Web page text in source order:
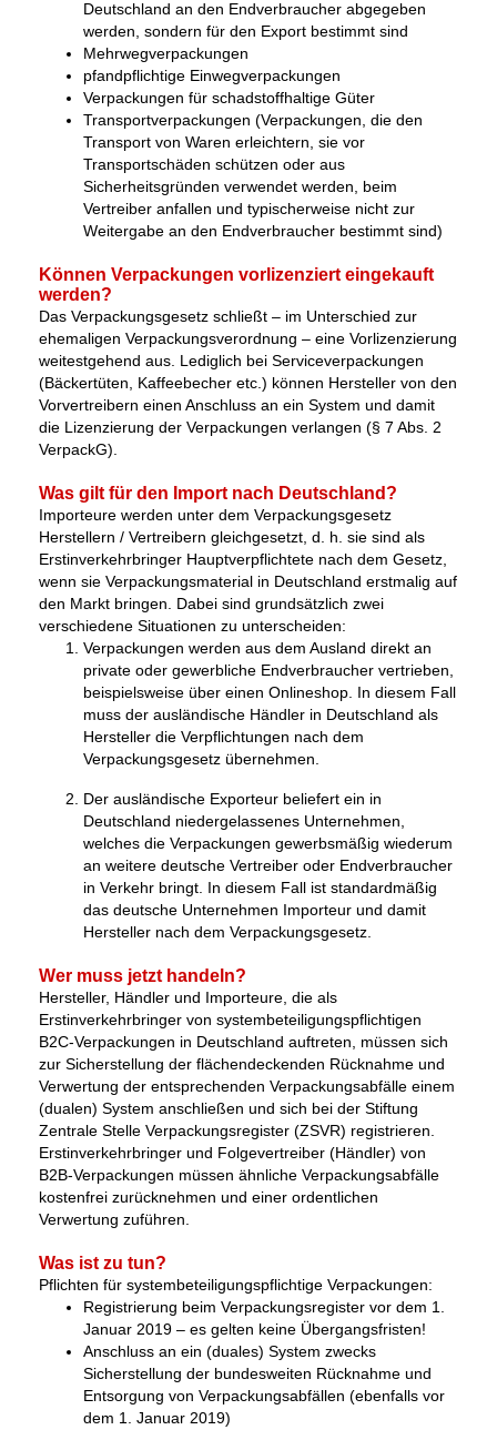
Deutschland an den Endverbraucher abgegeben
werden, sondern für den Export bestimmt sind
Mehrwegverpackungen
pfandpflichtige Einwegverpackungen
Verpackungen für schadstoffhaltige Güter
Transportverpackungen (Verpackungen, die den
Transport von Waren erleichtern, sie vor
Transportschäden schützen oder aus
Sicherheitsgründen verwendet werden, beim
Vertreiber anfallen und typischerweise nicht zur
Weitergabe an den Endverbraucher bestimmt sind)
Können Verpackungen vorlizenziert eingekauft
werden?
Das Verpackungsgesetz schließt – im Unterschied zur
ehemaligen Verpackungsverordnung – eine Vorlizenzierung
weitestgehend aus. Lediglich bei Serviceverpackungen
(Bäckertüten, Kaffeebecher etc.) können Hersteller von den
Vorvertreibern einen Anschluss an ein System und damit
die Lizenzierung der Verpackungen verlangen (§ 7 Abs. 2
VerpackG).
Was gilt für den Import nach Deutschland?
Importeure werden unter dem Verpackungsgesetz
Herstellern / Vertreibern gleichgesetzt, d. h. sie sind als
Erstinverkehrbringer Hauptverpflichtete nach dem Gesetz,
wenn sie Verpackungsmaterial in Deutschland erstmalig auf
den Markt bringen. Dabei sind grundsätzlich zwei
verschiedene Situationen zu unterscheiden:
Verpackungen werden aus dem Ausland direkt an
private oder gewerbliche Endverbraucher vertrieben,
beispielsweise über einen Onlineshop. In diesem Fall
muss der ausländische Händler in Deutschland als
Hersteller die Verpflichtungen nach dem
Verpackungsgesetz übernehmen.
Der ausländische Exporteur beliefert ein in
Deutschland niedergelassenes Unternehmen,
welches die Verpackungen gewerbsmäßig wiederum
an weitere deutsche Vertreiber oder Endverbraucher
in Verkehr bringt. In diesem Fall ist standardmäßig
das deutsche Unternehmen Importeur und damit
Hersteller nach dem Verpackungsgesetz.
Wer muss jetzt handeln?
Hersteller, Händler und Importeure, die als
Erstinverkehrbringer von systembeteiligungspflichtigen
B2C-Verpackungen in Deutschland auftreten, müssen sich
zur Sicherstellung der flächendeckenden Rücknahme und
Verwertung der entsprechenden Verpackungsabfälle einem
(dualen) System anschließen und sich bei der Stiftung
Zentrale Stelle Verpackungsregister (ZSVR) registrieren.
Erstinverkehrbringer und Folgevertreiber (Händler) von
B2B-Verpackungen müssen ähnliche Verpackungsabfälle
kostenfrei zurücknehmen und einer ordentlichen
Verwertung zuführen.
Was ist zu tun?
Pflichten für systembeteiligungspflichtige Verpackungen:
Registrierung beim Verpackungsregister vor dem 1.
Januar 2019 – es gelten keine Übergangsfristen!
Anschluss an ein (duales) System zwecks
Sicherstellung der bundesweiten Rücknahme und
Entsorgung von Verpackungsabfällen (ebenfalls vor
dem 1. Januar 2019)